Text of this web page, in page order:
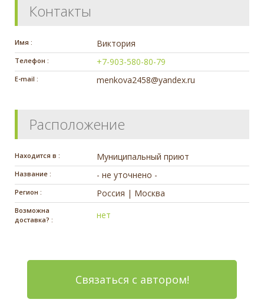
Контакты
Имя : Виктория
Телефон : +7-903-580-80-79
E-mail : menkova2458@yandex.ru
Расположение
Находится в : Муниципальный приют
Название : - не уточнено -
Регион : Россия | Москва
Возможна
доставка? :
нет
Связаться с автором!